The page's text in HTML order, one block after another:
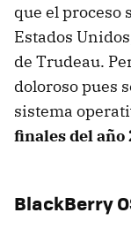
que el proceso
Estados
de Trudeau.
doloroso pues
sistema
finales del año
BlackBerry